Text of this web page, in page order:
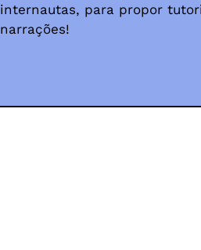
internautas, para propor
narrações!